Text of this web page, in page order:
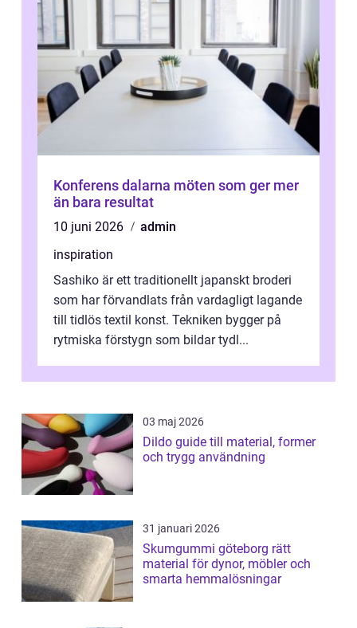
Konferens dalarna möten som ger mer
än bara resultat
10 juni 2026
admin
inspiration
Sashiko är ett traditionellt japanskt broderi
som har förvandlats från vardagligt lagande
till tidlös textil konst. Tekniken bygger på
rytmiska förstygn som bildar tydl...
03 maj 2026
Dildo guide till material, former
och trygg användning
31 januari 2026
Skumgummi göteborg rätt
material för dynor, möbler och
smarta hemmalösningar